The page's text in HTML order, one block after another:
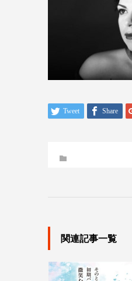
Tweet Share
関連記事一覧